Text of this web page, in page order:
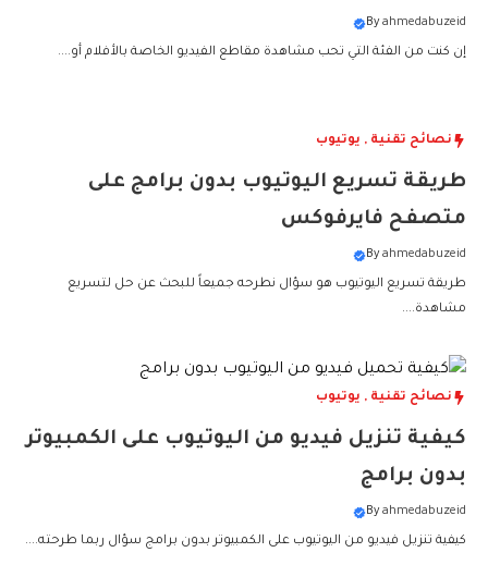
Byahmedabuzeid
إن كنت من الفئة التي تحب مشاهدة مقاطع الفيديو الخاصة بالأفلام أو....
نصائح تقنية , يوتيوب
طريقة تسريع اليوتيوب بدون برامج على
متصفح فايرفوكس
Byahmedabuzeid
طريقة تسريع اليوتيوب هو سؤال نطرحه جميعاً للبحث عن حل لتسريع
مشاهدة....
نصائح تقنية , يوتيوب
كيفية تنزيل فيديو من اليوتيوب على الكمبيوتر
بدون برامج
Byahmedabuzeid
كيفية تنزيل فيديو من اليوتيوب على الكمبيوتر بدون برامج سؤال ربما طرحته....